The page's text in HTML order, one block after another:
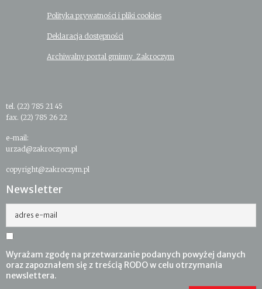
Polityka prywatności i pliki cookies
Deklaracja dostępności
Archiwalny portal gminny Zakroczym
tel. (22) 785 21 45
fax. (22) 785 26 22
e-mail:
urzad@zakroczym.pl
copyright@zakroczym.pl
Newsletter
adres e-mail
Wyrażam zgodę na przetwarzanie podanych powyżej danych
oraz zapoznałem się z treścią RODO w celu otrzymania
newslettera.